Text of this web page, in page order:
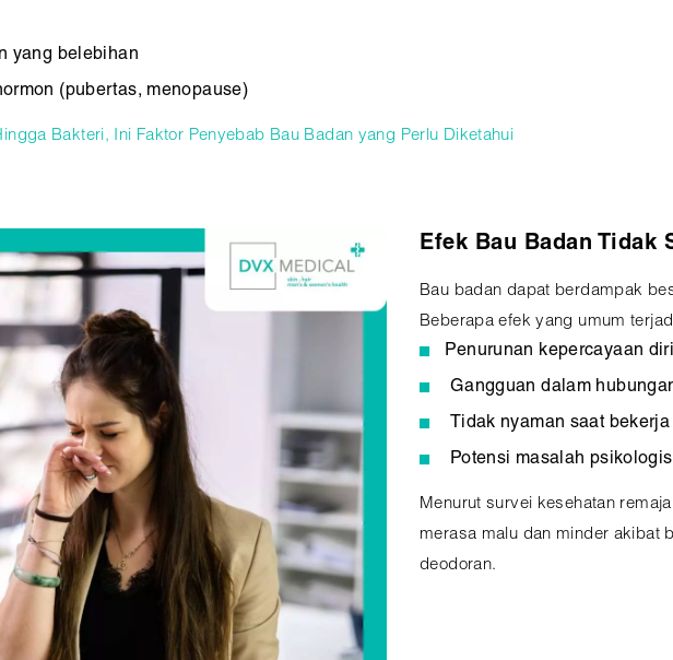
yang belebihan
(pubertas, menopause)
Bakteri, Ini Faktor Penyebab Bau Badan yang Perlu Diketahui
Efek Bau Badan Tidak
Bau badan dapat berdampak
Beberapa efek yang umum
Penurunan kepercayaan diri
Gangguan dalam
Tidak nyaman saat
Potensi masalah
Menurut survei kesehatan
merasa malu dan minder akibat
deodoran.